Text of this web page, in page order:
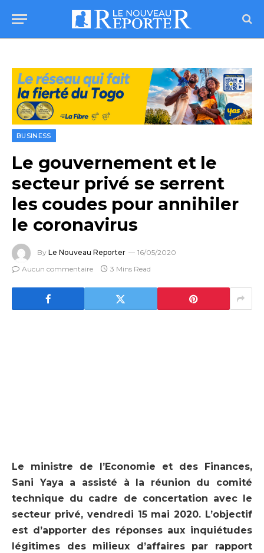
BUSINESS
Le gouvernement et le
secteur privé se serrent
les coudes pour annihiler
le coronavirus
By Le Nouveau Reporter
16/05/2020
Aucun commentaire
3 Mins Read
Le ministre de l’Economie et des Finances,
Sani Yaya a assisté à la réunion du comité
technique du cadre de concertation avec le
secteur privé, vendredi 15 mai 2020. L’objectif
est d’apporter des réponses aux inquiétudes
légitimes des milieux d’affaires par rapport